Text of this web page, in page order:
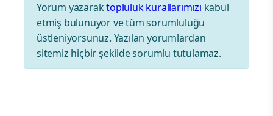
Yorum yazaraktopluluk kurallarımızı kabul
etmiş bulunuyor ve tüm sorumluluğu
üstleniyorsunuz. Yazılan yorumlardan
sitemiz hiçbir şekilde sorumlu tutulamaz.